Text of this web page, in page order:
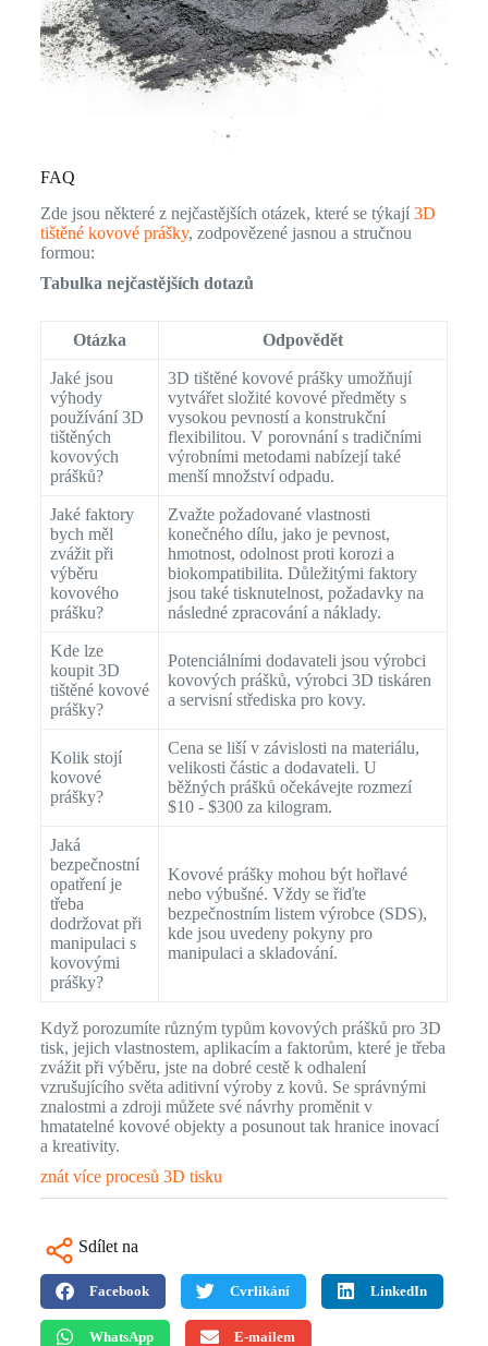
FAQ
Zde jsou některé z nejčastějších otázek, které se týkají 3D
tištěné kovové prášky, zodpovězené jasnou a stručnou
formou:
Tabulka nejčastějších dotazů
Otázka Odpovědět
Jaké jsou
výhody
používání 3D
tištěných
kovových
prášků?
3D tištěné kovové prášky umožňují
vytvářet složité kovové předměty s
vysokou pevností a konstrukční
flexibilitou. V porovnání s tradičními
výrobními metodami nabízejí také
menší množství odpadu.
Jaké faktory
bych měl
zvážit při
výběru
kovového
prášku?
Zvažte požadované vlastnosti
konečného dílu, jako je pevnost,
hmotnost, odolnost proti korozi a
biokompatibilita. Důležitými faktory
jsou také tisknutelnost, požadavky na
následné zpracování a náklady.
Kde lze
koupit 3D
tištěné kovové
prášky?
Potenciálními dodavateli jsou výrobci
kovových prášků, výrobci 3D tiskáren
a servisní střediska pro kovy.
Kolik stojí
kovové
prášky?
Cena se liší v závislosti na materiálu,
velikosti částic a dodavateli. U
běžných prášků očekávejte rozmezí
$10 - $300 za kilogram.
Jaká
bezpečnostní
opatření je
třeba
dodržovat při
manipulaci s
kovovými
prášky?
Kovové prášky mohou být hořlavé
nebo výbušné. Vždy se řiďte
bezpečnostním listem výrobce (SDS),
kde jsou uvedeny pokyny pro
manipulaci a skladování.
Když porozumíte různým typům kovových prášků pro 3D
tisk, jejich vlastnostem, aplikacím a faktorům, které je třeba
zvážit při výběru, jste na dobré cestě k odhalení
vzrušujícího světa aditivní výroby z kovů. Se správnými
znalostmi a zdroji můžete své návrhy proměnit v
hmatatelné kovové objekty a posunout tak hranice inovací
a kreativity.
znát více procesů 3D tisku
Sdílet na
Facebook Cvrlikání LinkedIn
WhatsApp E-mailem